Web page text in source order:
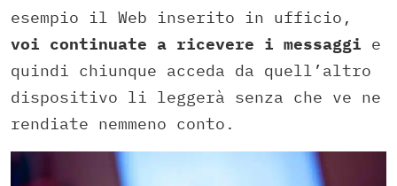
esempio il Web inserito in ufficio,
voi continuate a ricevere i messaggi e
quindi chiunque acceda da quell’altro
dispositivo li leggerà senza che ve ne
rendiate nemmeno conto.